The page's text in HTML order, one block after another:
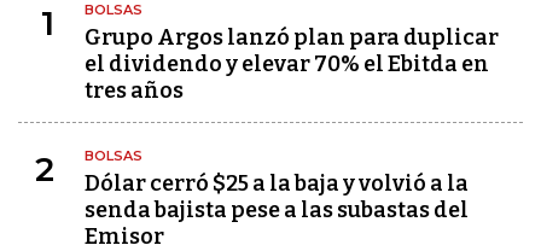
1 BOLSAS
Grupo Argos lanzó plan para duplicar
el dividendo y elevar 70% el Ebitda en
tres años
2 BOLSAS
Dólar cerró $25 a la baja y volvió a la
senda bajista pese a las subastas del
Emisor